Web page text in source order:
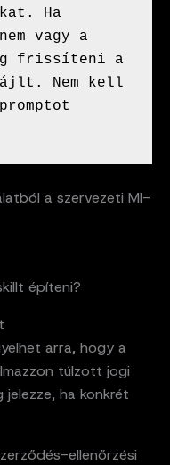
Ha
vagy a
frissíteni a
Nem kell
a szervezeti MI-
építeni?
arra, hogy a
túlzott jogi
ha konkrét
ellenőrzési